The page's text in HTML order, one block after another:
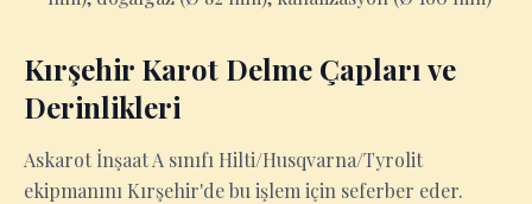
Kırşehir Karot Delme Çapları ve
Derinlikleri
Askarot İnşaat A sınıfı Hilti/Husqvarna/Tyrolit
ekipmanını Kırşehir'de bu işlem için seferber eder.